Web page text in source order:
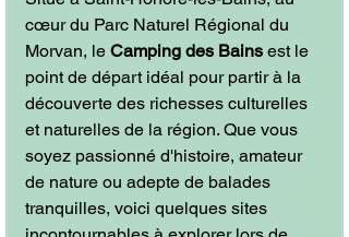
cœur du Parc Naturel Régional du
Morvan, le Camping des Bains est le
point de départ idéal pour partir à la
découverte des richesses culturelles
et naturelles de la région. Que vous
soyez passionné d'histoire, amateur
de nature ou adepte de balades
tranquilles, voici quelques sites